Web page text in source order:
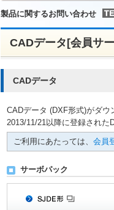
製品に関するお問い合わせ
CADデータ[会員サ
CADデータ
CADデータ (DXF形式)がダウ
2013/11/21以降に登録された
ご利用にあたっては、 会員
サーボパック